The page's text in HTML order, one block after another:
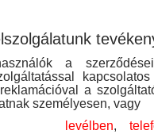
a
a
személyesen, vagy
levélben,